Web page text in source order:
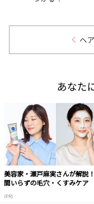
ヘ
あなた
美容家・瀬戸麻実さんが解説
間いらずの毛穴・くすみケア
(PR)